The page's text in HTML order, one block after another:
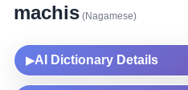
machis (Nagamese)
▶AI Dictionary Details